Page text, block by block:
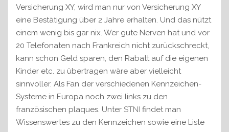
Versicherung XY, wird man nur von Versicherung XY
eine Bestätigung über 2 Jahre erhalten. Und das nützt
einem wenig bis gar nix. Wer gute Nerven hat und vor
20 Telefonaten nach Frankreich nicht zurückschreckt,
kann schon Geld sparen, den Rabatt auf die eigenen
Kinder etc. zu übertragen wäre aber vielleicht
sinnvoller. Als Fan der verschiedenen Kennzeichen-
Systeme in Europa noch zwei links zu den
französischen plaques. Unter STNI findet man
Wissenswertes zu den Kennzeichen sowie eine Liste